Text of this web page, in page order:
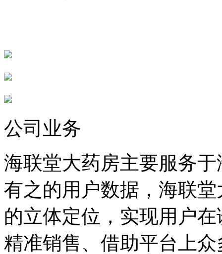
公司业务
海联堂大药房主要服务
有之的用户数据，海联
的立体定位，实现用户
精准销售、借助平台上